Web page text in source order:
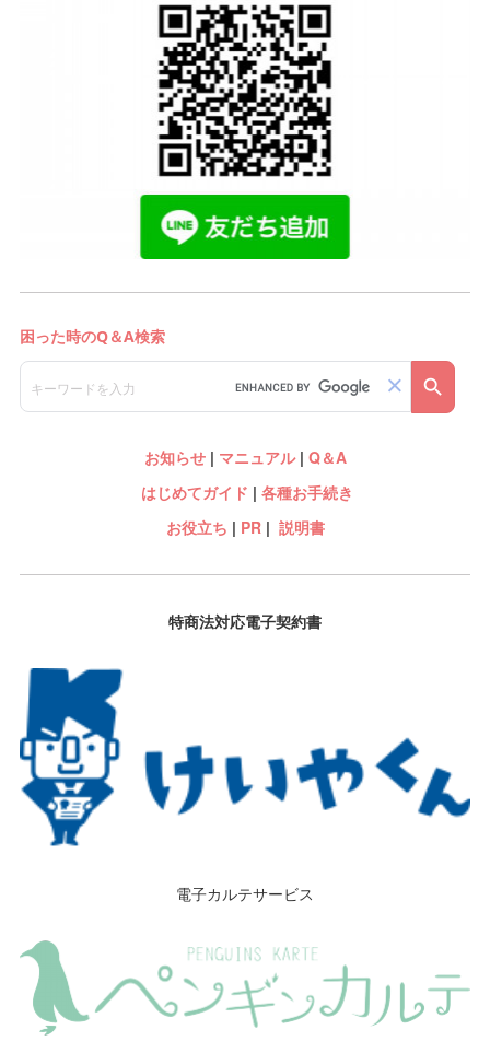
お知らせ| マニュアル| Q＆A
はじめてガイド | 各種お手続き
お役立ち | PR| 説明書
特商法対応電子契約書
電子カルテサービス